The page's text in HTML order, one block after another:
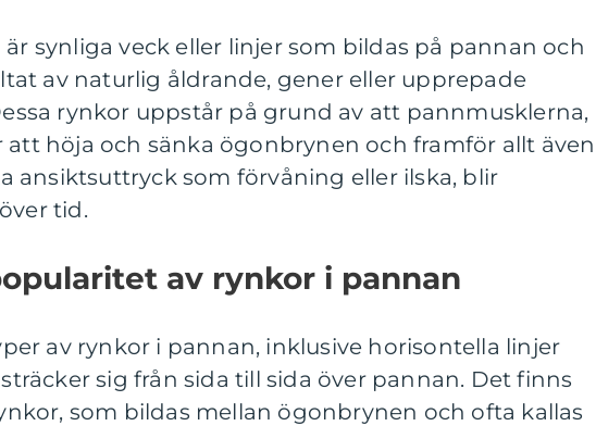
synliga veck eller linjer som bildas på pannan och
av naturlig åldrande, gener eller upprepade
rynkor uppstår på grund av att pannmusklerna,
att höja och sänka ögonbrynen och framför allt även
ansiktsuttryck som förvåning eller ilska, blir
tid.
av rynkor i pannan
av rynkor i pannan, inklusive horisontella linjer
sig från sida till sida över pannan. Det finns
som bildas mellan ögonbrynen och ofta kallas